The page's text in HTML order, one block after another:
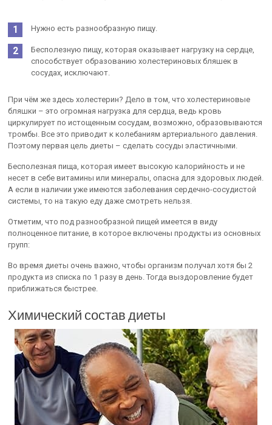
Нужно есть разнообразную пищу.
Бесполезную пищу, которая оказывает нагрузку на сердце,
способствует образованию холестериновых бляшек в
сосудах, исключают.
При чём же здесь холестерин? Дело в том, что холестериновые
бляшки – это огромная нагрузка для сердца, ведь кровь
циркулирует по истощенным сосудам, возможно, образовываются
тромбы. Все это приводит к колебаниям артериального давления.
Поэтому первая цель диеты – сделать сосуды эластичными.
Бесполезная пища, которая имеет высокую калорийность и не
несет в себе витамины или минералы, опасна для здоровых людей.
А если в наличии уже имеются заболевания сердечно-сосудистой
системы, то на такую еду даже смотреть нельзя.
Отметим, что под разнообразной пищей имеется в виду
полноценное питание, в которое включены продукты из основных
групп:
Во время диеты очень важно, чтобы организм получал хотя бы 2
продукта из списка по 1 разу в день. Тогда выздоровление будет
приближаться быстрее.
Химический состав диеты